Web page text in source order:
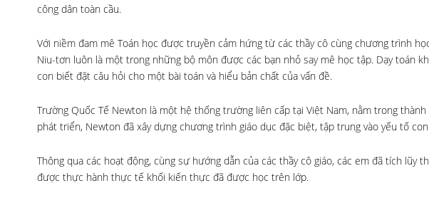
công dân toàn cầu.
Với niềm đam mê Toán học được truyền cảm hứng từ các thầy cô cùng chương trình
Niu-tơn luôn là một trong những bộ môn được các bạn nhỏ say mê học tập. Dạy toán
con biết đặt câu hỏi cho một bài toán và hiểu bản chất của vấn đề.
Trường Quốc Tế Newton là một hệ thống trường liên cấp tại Việt Nam, nằm trong
phát triển, Newton đã xây dựng chương trình giáo dục đặc biệt, tập trung vào yếu tố
Thông qua các hoạt động, cùng sự hướng dẫn của các thầy cô giáo, các em đã tích lũy
được thực hành thực tế khối kiến thực đã được học trên lớp.